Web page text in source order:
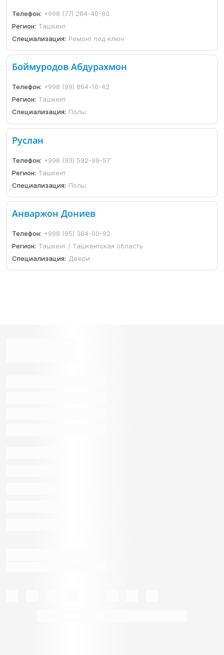
Телефон: +998 (77) 284-40-80
Регион: Ташкент
Специализация: Ремонт под ключ
Боймуродов Абдурахмон
Телефон: +998 (99) 864-16-42
Регион: Ташкент
Специализация: Полы
Руслан
Телефон: +998 (93) 592-99-57
Регион: Ташкент
Специализация: Полы
Анваржон Дониев
Телефон: +998 (95) 384-00-92
Регион: Ташкент / Ташкентская область
Специализация: Двери